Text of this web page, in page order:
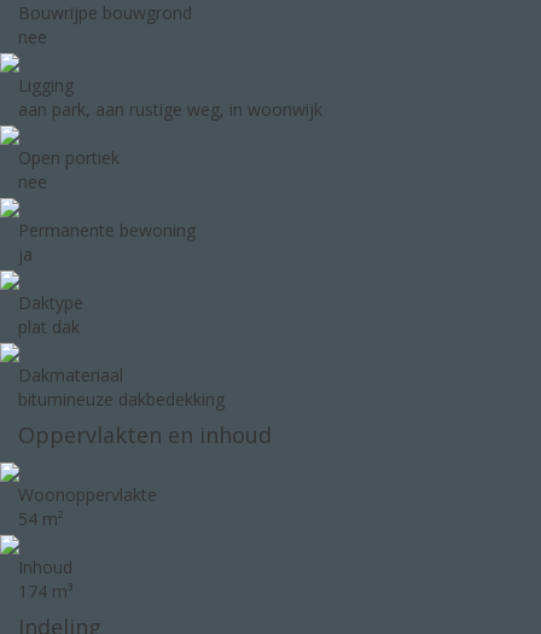
Bouwrijpe bouwgrond
nee
Ligging
aan park, aan rustige weg, in woonwijk
Open portiek
nee
Permanente bewoning
ja
Daktype
plat dak
Dakmateriaal
bitumineuze dakbedekking
Oppervlakten en inhoud
Woonoppervlakte
54 m²
Inhoud
174 m³
Indeling